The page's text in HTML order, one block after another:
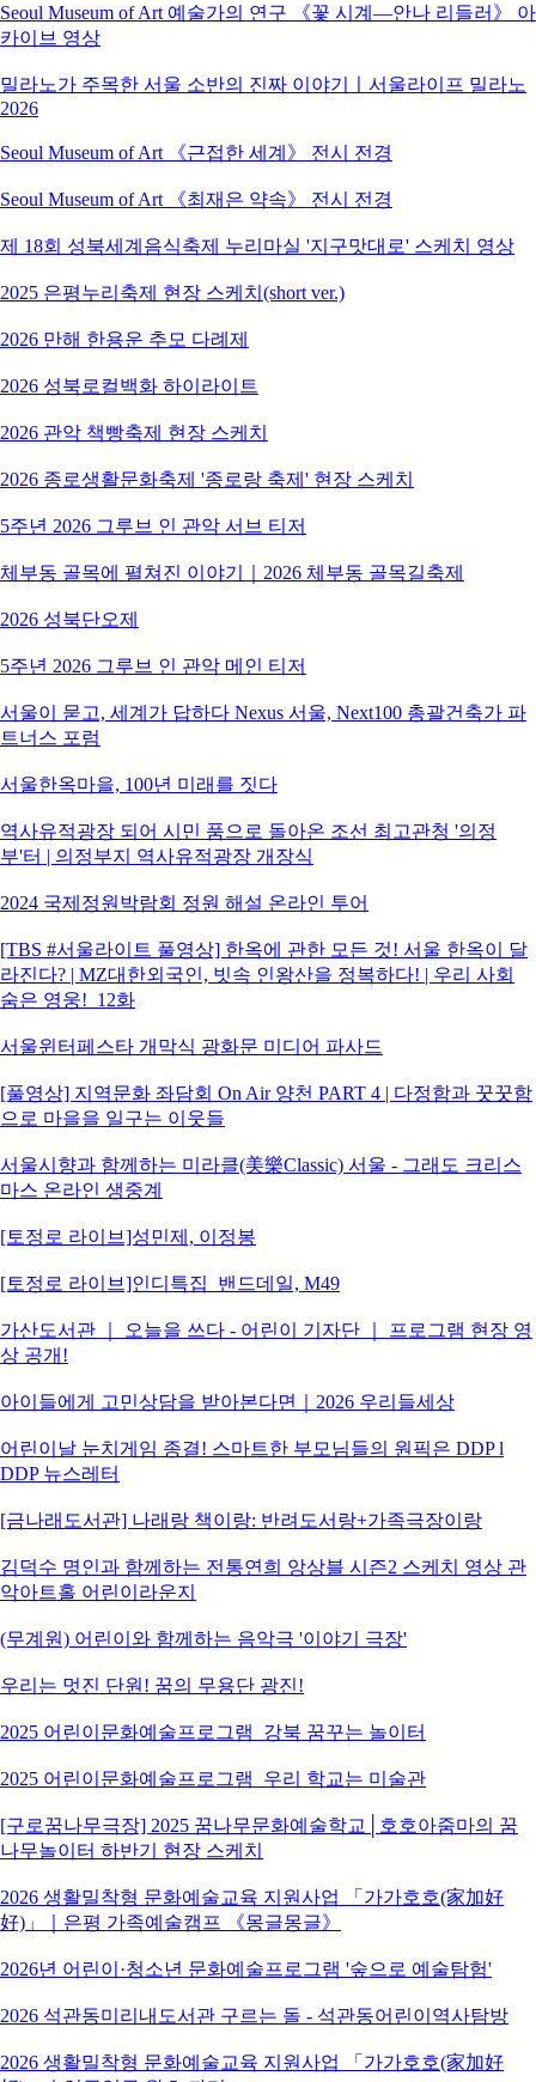
Seoul Museum of Art 예술가의 연구 《꽃 시계―안나 리들러》 아
카이브 영상
밀라노가 주목한 서울 소반의 진짜 이야기ㅣ서울라이프 밀라노
2026
Seoul Museum of Art 《근접한 세계》 전시 전경
Seoul Museum of Art 《최재은 약속》 전시 전경
제 18회 성북세계음식축제 누리마실 '지구맛대로' 스케치 영상
2025 은평누리축제 현장 스케치(short ver.)
2026 만해 한용운 추모 다례제
2026 성북로컬백화 하이라이트
2026 관악 책빵축제 현장 스케치
2026 종로생활문화축제 '종로랑 축제' 현장 스케치
5주년 2026 그루브 인 관악 서브 티저
체부동 골목에 펼쳐진 이야기｜2026 체부동 골목길축제
2026 성북단오제
5주년 2026 그루브 인 관악 메인 티저
서울이 묻고, 세계가 답하다 Nexus 서울, Next100 총괄건축가 파
트너스 포럼
서울한옥마을, 100년 미래를 짓다
역사유적광장 되어 시민 품으로 돌아온 조선 최고관청 '의정
부'터 | 의정부지 역사유적광장 개장식
2024 국제정원박람회 정원 해설 온라인 투어
[TBS #서울라이트 풀영상] 한옥에 관한 모든 것! 서울 한옥이 달
라진다? | MZ대한외국인, 빗속 인왕산을 정복하다! | 우리 사회
숨은 영웅!_12화
서울윈터페스타 개막식 광화문 미디어 파사드
[풀영상] 지역문화 좌담회 On Air 양천 PART 4 | 다정함과 꿋꿋함
으로 마을을 일구는 이웃들
서울시향과 함께하는 미라클(美樂Classic) 서울 - 그래도 크리스
마스 온라인 생중계
[토정로 라이브]성민제, 이정봉
[토정로 라이브]인디특집_밴드데일, M49
가산도서관 ｜ 오늘을 쓰다 - 어린이 기자단 ｜ 프로그램 현장 영
상 공개!
아이들에게 고민상담을 받아본다면｜2026 우리들세상
어린이날 눈치게임 종결! 스마트한 부모님들의 원픽은 DDP l
DDP 뉴스레터
[금나래도서관] 나래랑 책이랑: 반려도서랑+가족극장이랑
김덕수 명인과 함께하는 전통연희 앙상블 시즌2 스케치 영상 관
악아트홀 어린이라운지
(무계원) 어린이와 함께하는 음악극 '이야기 극장'
우리는 멋진 단원! 꿈의 무용단 광진!
2025 어린이문화예술프로그램_강북 꿈꾸는 놀이터
2025 어린이문화예술프로그램_우리 학교는 미술관
[구로꿈나무극장] 2025 꿈나무문화예술학교│호호아줌마의 꿈
나무놀이터 하반기 현장 스케치
2026 생활밀착형 문화예술교육 지원사업 「가가호호(家加好
好)」｜은평 가족예술캠프 《몽글몽글》
2026년 어린이·청소년 문화예술프로그램 '숲으로 예술탐험'
2026 석관동미리내도서관 구르는 돌 - 석관동어린이역사탐방
2026 생활밀착형 문화예술교육 지원사업 「가가호호(家加好